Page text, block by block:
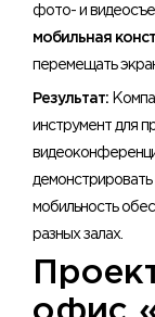
фото- и
мобильная
перемещать
Результат:
инструмент для
мобильность
разных залах.